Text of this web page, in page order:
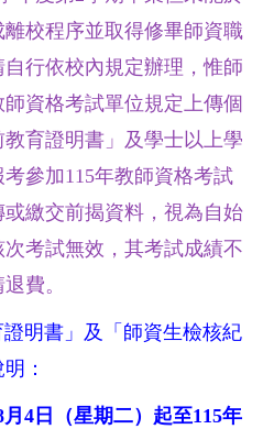
校程序並取得修畢師資職
行依校內規定辦理，惟師
資格考試單位規定上傳個
育證明書」及學士以上學
參加115年教師資格考試
繳交前揭資料，視為自始
考試無效，其考試成績不
費。
證明書」及「師資生檢核紀
：
月4日（星期二）起至115年